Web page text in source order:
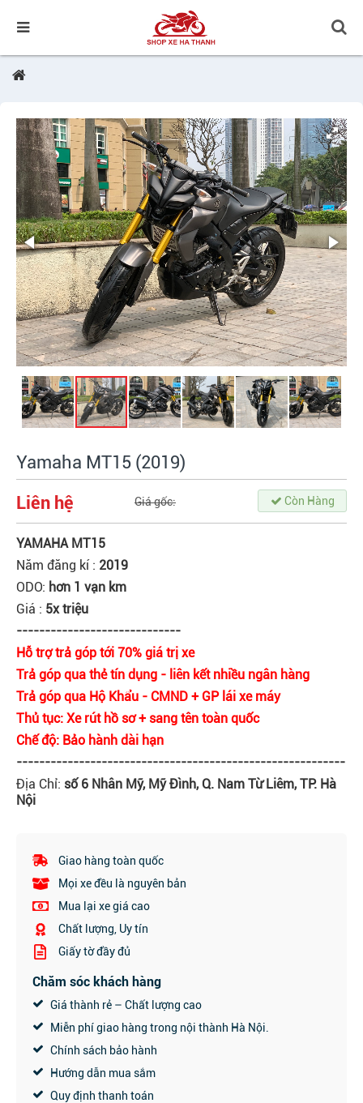
Yamaha MT15 (2019)
Liên hệ
Giá gốc: Còn Hàng
YAMAHA MT15
Năm đăng kí : 2019
ODO: hơn 1 vạn km
Giá : 5x triệu
-----------------------------
Hỗ trợ trả góp tới 70% giá trị xe
Trả góp qua thẻ tín dụng - liên kết nhiều ngân hàng
Trả góp qua Hộ Khẩu - CMND + GP lái xe máy
Thủ tục: Xe rút hồ sơ + sang tên toàn quốc
Chế độ: Bảo hành dài hạn
----------------------------------------------------------
Địa Chỉ: số 6 Nhân Mỹ, Mỹ Đình, Q. Nam Từ Liêm, TP. Hà
Nội
Giao hàng toàn quốc
Mọi xe đều là nguyên bản
Mua lại xe giá cao
Chất lượng, Uy tín
Giấy tờ đầy đủ
Chăm sóc khách hàng
Giá thành rẻ – Chất lượng cao
Miễn phí giao hàng trong nội thành Hà Nội.
Chính sách bảo hành
Hướng dẫn mua sắm
Quy định thanh toán